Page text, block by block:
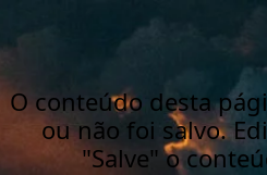
O conteúdo desta
ou não foi salvo.
"Salve" o